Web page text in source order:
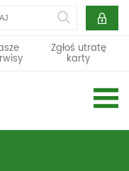
Zgłoś utratę
karty